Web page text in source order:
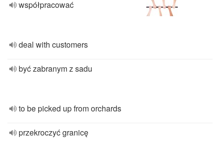
współpracować
deal with customers
być zabranym z sadu
to be picked up from orchards
przekroczyć granicę